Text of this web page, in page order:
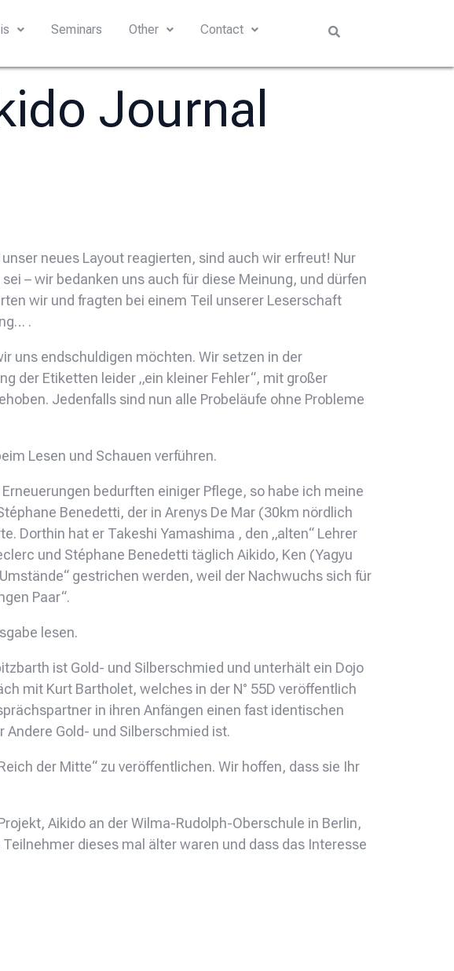
Seminars Other Contact
Journal
neues Layout reagierten, sind auch wir erfreut! Nur
– wir bedanken uns auch für diese Meinung, und dürfen
wir und fragten bei einem Teil unserer Leserschaft
.
uns endschuldigen möchten. Wir setzen in der
der Etiketten leider „ein kleiner Fehler“, mit großer
Jedenfalls sind nun alle Probeläufe ohne Probleme
Lesen und Schauen verführen.
bedurften einiger Pflege, so habe ich meine
Benedetti, der in Arenys De Mar (30km nördlich
Dorthin hat er Takeshi Yamashima , den „alten“ Lehrer
und Stéphane Benedetti täglich Aikido, Ken (Yagyu
gestrichen werden, weil der Nachwuchs sich für
Paar“.
lesen.
ist Gold- und Silberschmied und unterhält ein Dojo
mit Kurt Bartholet, welches in der N° 55D veröffentlich
in ihren Anfängen einen fast identischen
Gold- und Silberschmied ist.
der Mitte“ zu veröffentlichen. Wir hoffen, dass sie Ihr
Aikido an der Wilma-Rudolph-Oberschule in Berlin,
dieses mal älter waren und dass das Interesse